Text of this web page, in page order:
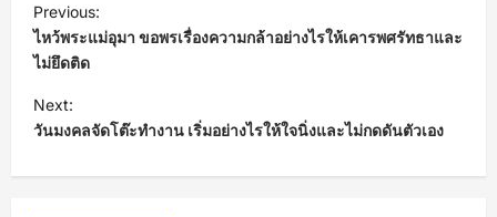
o
s
t
n
a
Previous:
ไหว้พระแม่อุมา ขอพรเรื่องความกล้าอย่างไรให้เคารพศรัทธาและ
ไม่ยึดติด
Next:
วันมงคลจัดโต๊ะทำงาน เริ่มอย่างไรให้ใจนิ่งและไม่กดดันตัวเอง